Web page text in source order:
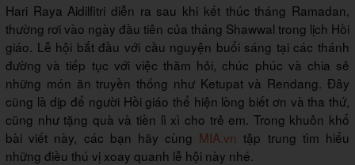
Hari Raya Aidilfitri diễn ra sau khi kết thúc tháng Ramadan,
thường rơi vào ngày đầu tiên của tháng Shawwal trong lịch Hồi
giáo. Lễ hội bắt đầu với cầu nguyện buổi sáng tại các thánh
đường và tiếp tục với việc thăm hỏi, chúc phúc và chia sẻ
những món ăn truyền thống như Ketupat và Rendang. Đây
cũng là dịp để người Hồi giáo thể hiện lòng biết ơn và tha thứ,
cũng như tặng quà và tiền lì xì cho trẻ em. Trong khuôn khổ
bài viết này, các bạn hãy cùng MIA.vn tập trung tìm hiểu
những điều thú vị xoay quanh lễ hội này nhé.